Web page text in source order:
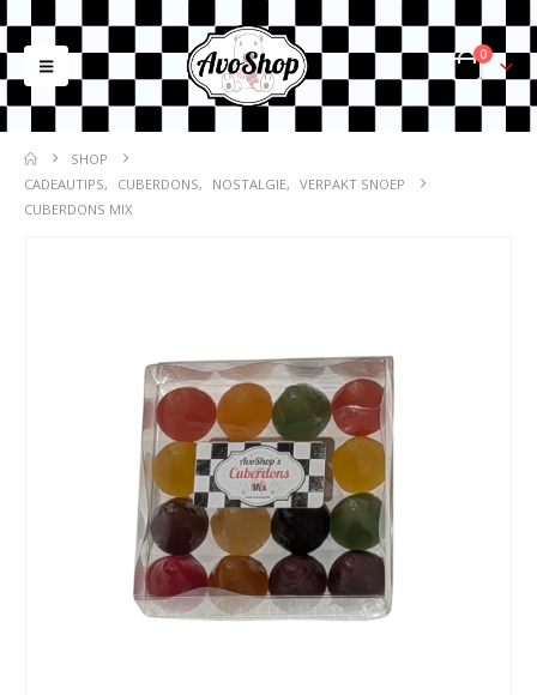
0
SHOP
CADEAUTIPS, CUBERDONS, NOSTALGIE, VERPAKT SNOEP
CUBERDONS MIX